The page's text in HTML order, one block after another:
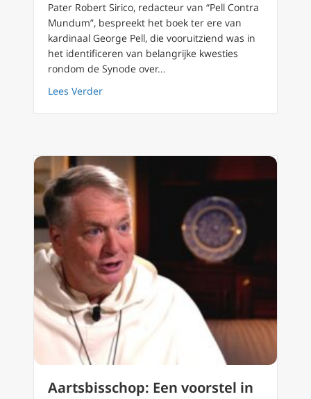
Pater Robert Sirico, redacteur van “Pell Contra
Mundum”, bespreekt het boek ter ere van
kardinaal George Pell, die vooruitziend was in
het identificeren van belangrijke kwesties
rondom de Synode over...
Lees Verderabout Kardinaal Pell over aanval op
Aartsbisschop: Een voorstel in